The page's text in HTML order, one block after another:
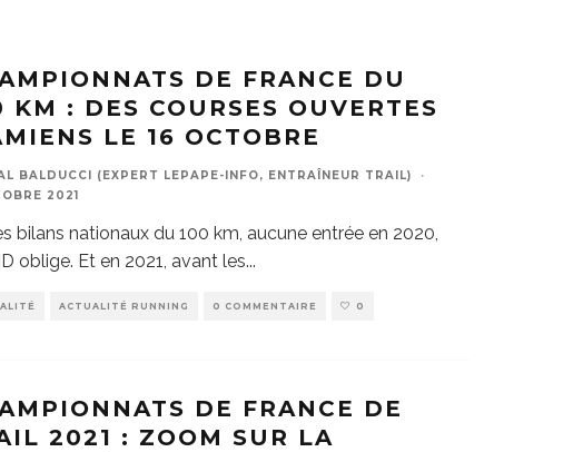
DE FRANCE DU
KM : DES COURSES OUVERTES
LE 16 OCTOBRE
BALDUCCI (EXPERT LEPAPE-INFO, ENTRAÎNEUR TRAIL)
·
2021
bilans nationaux du 100 km, aucune entrée en 2020,
oblige. Et en 2021, avant les...
ACTUALITÉ RUNNING 0 COMMENTAIRE 0
DE FRANCE DE
2021 : ZOOM SUR LA